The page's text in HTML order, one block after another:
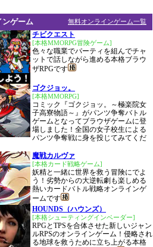
無料オンラインゲーム一覧
ンゲーム
チビクエスト
[本格MMORPG冒険ゲーム]
色々な職業でパーティを組んでチャ
ットで話しながら進める本格ブラウ
ザRPGです
ゴクジョッ。
[本格MMORPG]
コミック『ゴクジョッ。～極楽院女
子高寮物語～』がパンツ争奪バトル
ゲームとなってブラウザゲームに登
場しました！全国の女子校生による
パンツ争奪戦に身を投じてみてくだ
魔戦カルヴァ
[本格カード戦略ゲーム]
妖精と一緒に世界を救う冒険にでよ
う！劣勢からの大逆転劇も楽しめる
熱いカードバトル戦略オンラインゲ
ームです
HOUNDS（ハウンズ）
[本格シューティングインベーダー]
RPGとTPSを合体させた新しいジャン
ルRPSのオンラインゲーム！侵略され
る地球を救うために立ち上がる本格